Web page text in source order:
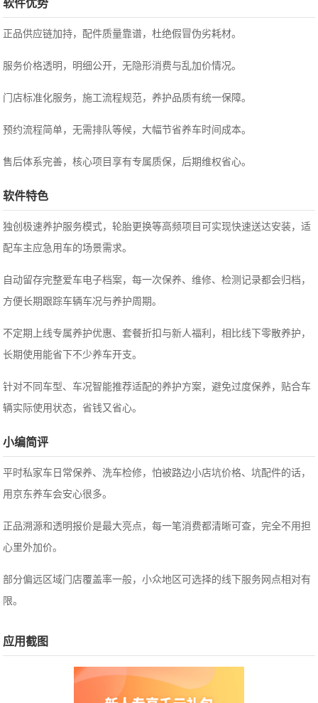
软件优势
正品供应链加持，配件质量靠谱，杜绝假冒伪劣耗材。
服务价格透明，明细公开，无隐形消费与乱加价情况。
门店标准化服务，施工流程规范，养护品质有统一保障。
预约流程简单，无需排队等候，大幅节省养车时间成本。
售后体系完善，核心项目享有专属质保，后期维权省心。
软件特色
独创极速养护服务模式，轮胎更换等高频项目可实现快速送达安装，适
配车主应急用车的场景需求。
自动留存完整爱车电子档案，每一次保养、维修、检测记录都会归档，
方便长期跟踪车辆车况与养护周期。
不定期上线专属养护优惠、套餐折扣与新人福利，相比线下零散养护，
长期使用能省下不少养车开支。
针对不同车型、车况智能推荐适配的养护方案，避免过度保养，贴合车
辆实际使用状态，省钱又省心。
小编简评
平时私家车日常保养、洗车检修，怕被路边小店坑价格、坑配件的话，
用京东养车会安心很多。
正品溯源和透明报价是最大亮点，每一笔消费都清晰可查，完全不用担
心里外加价。
部分偏远区域门店覆盖率一般，小众地区可选择的线下服务网点相对有
限。
应用截图